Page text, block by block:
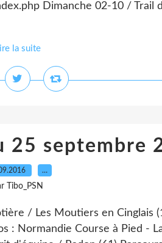
Dimanche 02-10 / Trail
la suite
25 septembre
…
Tibo_PSN
/ Les Moutiers en Cinglais
: Normandie Course à Pied -